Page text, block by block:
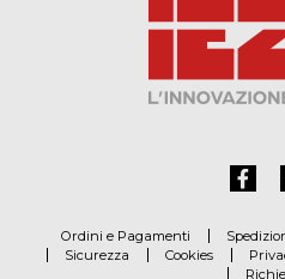
Ordini e Pagamenti
Sicurezza
Cookies